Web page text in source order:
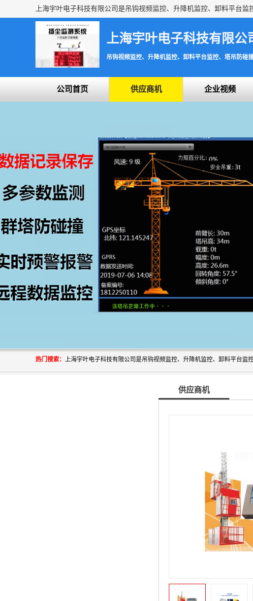
上海宇叶电子科技有限公
吊钩视频监控、升降机监控、卸料平台监控、塔吊防碰
公司首页 供应商机 企业视频
热门搜索：
供应商机